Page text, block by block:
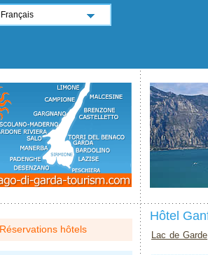
Hôtel
Lac de Garde
Réservations hôtels
Français